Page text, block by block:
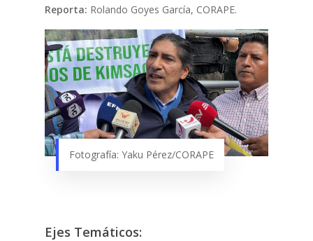
Reporta: Rolando Goyes García, CORAPE.
Fotografía: Yaku Pérez/CORAPE
Ejes Temáticos: